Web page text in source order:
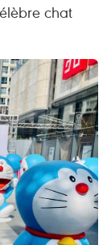
chat